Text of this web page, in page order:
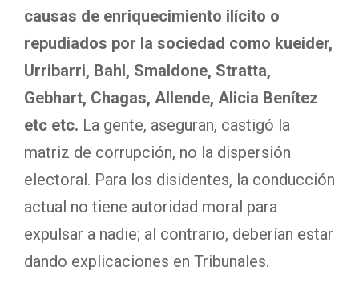
causas de enriquecimiento ilícito o
repudiados por la sociedad como kueider,
Urribarri, Bahl, Smaldone, Stratta,
Gebhart, Chagas, Allende, Alicia Benítez
etc etc. La gente, aseguran, castigó la
matriz de corrupción, no la dispersión
electoral. Para los disidentes, la conducción
actual no tiene autoridad moral para
expulsar a nadie; al contrario, deberían estar
dando explicaciones en Tribunales.